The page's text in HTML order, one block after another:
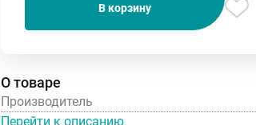
В корзину
О товаре
Производитель
Перейти к описанию